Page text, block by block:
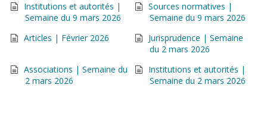
Institutions et autorités |
Semaine du 9 mars 2026
Sources normatives |
Semaine du 9 mars 2026
Articles | Février 2026
Jurisprudence | Semaine
du 2 mars 2026
Associations | Semaine du
2 mars 2026
Institutions et autorités |
Semaine du 2 mars 2026